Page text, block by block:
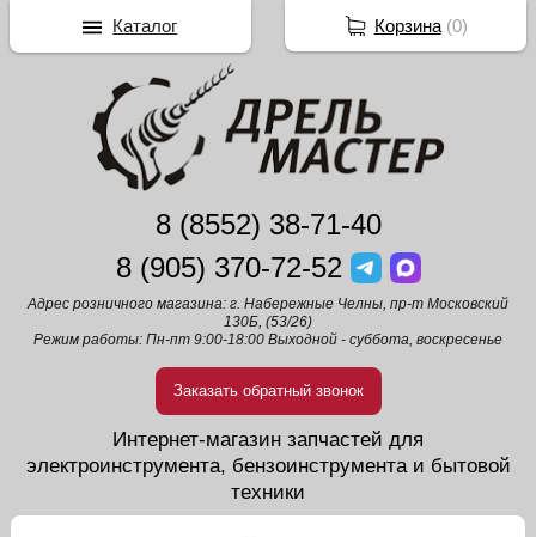
8 (8552) 38-71-40
8 (905) 370-72-52
Адрес розничного магазина: г. Набережные Челны, пр-т Московский
130Б, (53/26)
Режим работы: Пн-пт 9:00-18:00 Выходной - суббота, воскресенье
Заказать обратный звонок
Интернет-магазин запчастей для
электроинструмента, бензоинструмента и бытовой
техники
Корзина(0)
Каталог